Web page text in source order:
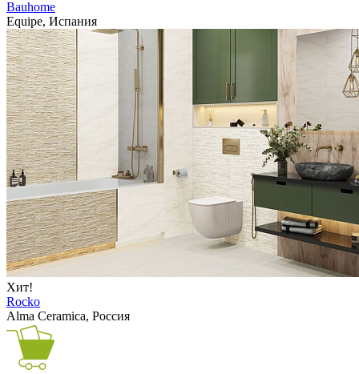
Bauhome
Equipe, Испания
Хит!
Rocko
Alma Ceramica, Россия